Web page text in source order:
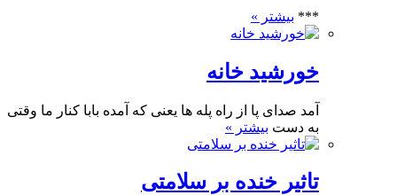
*** بیشتر »
خورشید خانه
آمد صدای پا از راه پله ها یعنی که آمده بابا کنار ما وقتی
به دست بیشتر »
تاثیر خنده بر سلامتی